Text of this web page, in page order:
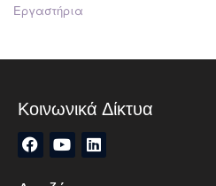
Εργαστήρια
Κοινωνικά Δίκτυα